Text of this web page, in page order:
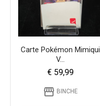
Carte Pokémon Mimiqui
V...
€ 59,99
storefront BINCHE